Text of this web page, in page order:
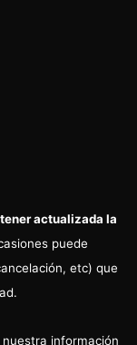
actualizada la
puede
etc) que
información